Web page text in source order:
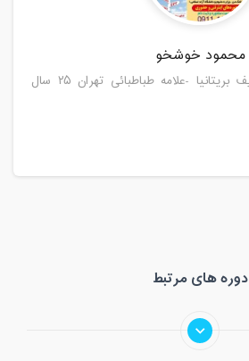
محمود خوشخو
فارق التحصیل از: -کاریف بریتانیا -علامه طباطبائی تهران ۲۵ سال
دوره های مرتبط